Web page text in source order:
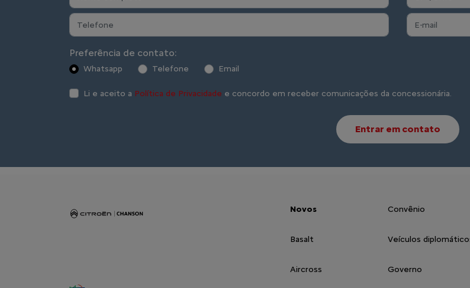
Preferência de contato:
Whatsapp Telefone Email
Li e aceito a Política de Privacidade e concordo em receber comunicações da concessionária.
Entrar em contato
Novos
Basalt
Aircross
Convênio
Veículos
Governo